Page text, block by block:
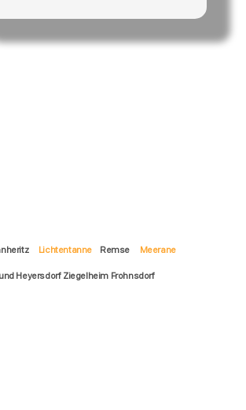
Lichtentanne Remse Meerane
Heyersdorf Ziegelheim Frohnsdorf